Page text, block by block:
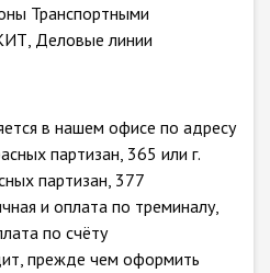
Транспортными
Деловые линии
в нашем офисе по адресу
партизан, 365 или г.
партизан, 377
и оплата по треминалу,
по счёту
прежде чем оформить